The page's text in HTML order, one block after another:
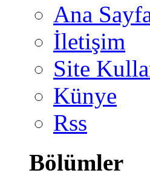
Ana
İletişim
Site
Künye
Rss
Bölümler